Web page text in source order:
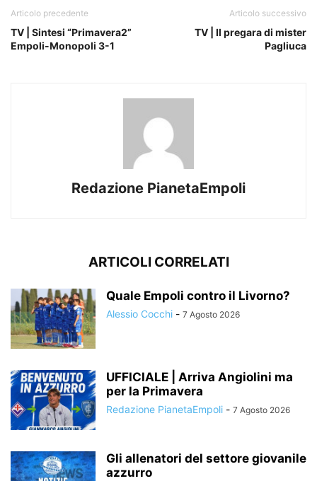
Articolo precedente
TV | Sintesi “Primavera2”
Empoli-Monopoli 3-1
Articolo successivo
TV | Il pregara di mister
Pagliuca
Redazione PianetaEmpoli
ARTICOLI CORRELATI
Quale Empoli contro il Livorno?
Alessio Cocchi - 7 Agosto 2026
UFFICIALE | Arriva Angiolini ma
per la Primavera
Redazione PianetaEmpoli - 7 Agosto 2026
Gli allenatori del settore giovanile
azzurro